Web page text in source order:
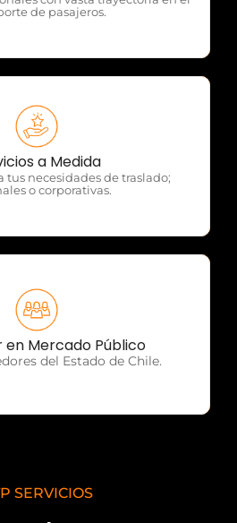
de pasajeros.
a Medida
tus necesidades de traslado;
o corporativas.
Servicios
en Mercado Público
del Estado de Chile.
Servicios
SERVICIOS